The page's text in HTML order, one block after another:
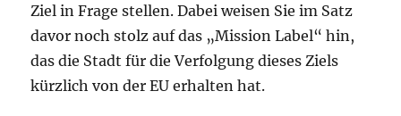
Ziel in Frage stellen. Dabei weisen Sie im Satz
davor noch stolz auf das „Mission Label“ hin,
das die Stadt für die Verfolgung dieses Ziels
kürzlich von der EU erhalten hat.